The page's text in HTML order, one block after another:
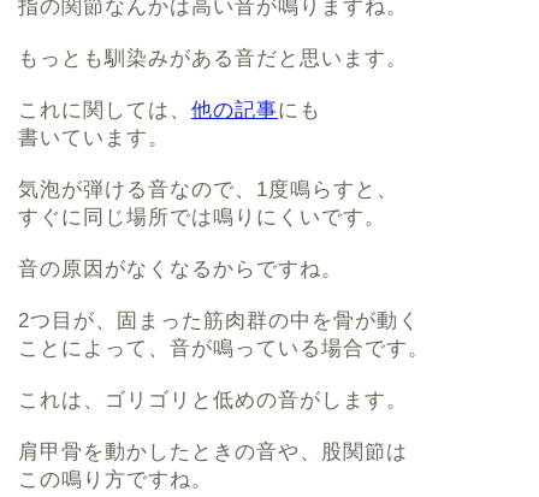
指の関節なんかは高い音が鳴りますね。
もっとも馴染みがある音だと思います。
これに関しては、 他の記事にも
書いています。
気泡が弾ける音なので、1度鳴らすと、
すぐに同じ場所では鳴りにくいです。
音の原因がなくなるからですね。
2つ目が、固まった筋肉群の中を骨が動く
ことによって、音が鳴っている場合です。
これは、ゴリゴリと低めの音がします。
肩甲骨を動かしたときの音や、股関節は
この鳴り方ですね。